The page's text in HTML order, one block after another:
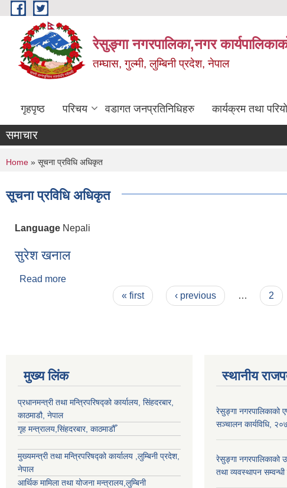
Skip to main content
रेसुङ्गा नगरपालिका,नगर
तम्घास, गुल्मी, लुम्बिनी प्रदेश, नेपाल
गृहपृष्ठ परिचय वडागत जनप्रतिनिधिहरु कार्यक्रम तथा
समाचार
You are here
Home » सूचना प्रविधि अधिकृत
सूचना प्रविधि अधिकृत
Language Nepali
सुरेश खनाल
Read more
« first ‹ previous … 2
मुख्य लिंक
प्रधानमन्त्री तथा मन्त्रिपरिषद्को कार्यालय, सिंहदरबार,
काठमाडौ, नेपाल
गृह मन्त्रालय,सिंहदरबार, काठमाडौँ
मुख्यमन्त्री तथा मन्त्रिपरिषद्को कार्यालय ,लुम्बिनी प्रदेश,
नेपाल
आर्थिक मामिला तथा योजना मन्त्रालय, लुम्बिनी
स्थानीय
रेसुङ्गा नगरपालिकाको
सञ्चालन कार्यविधि,
रेसुङ्गा नगरपालिकाको
तथा व्यवस्थापन